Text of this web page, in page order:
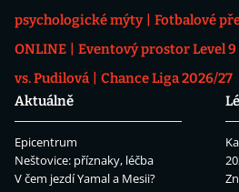
psychologické mýty
Fotbalové
ONLINE
Eventový prostor Level 9
vs. Pudilová
Chance Liga 2026/27
Aktuálně
Epicentrum
Neštovice: příznaky, léčba
V čem jezdí Yamal a Mesii?